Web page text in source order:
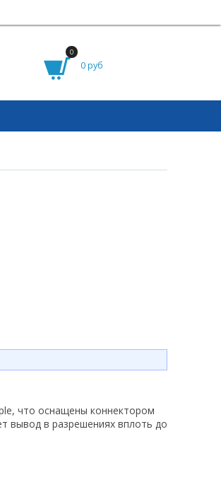
0
0 руб
что оснащены коннектором
вывод в разрешениях вплоть до